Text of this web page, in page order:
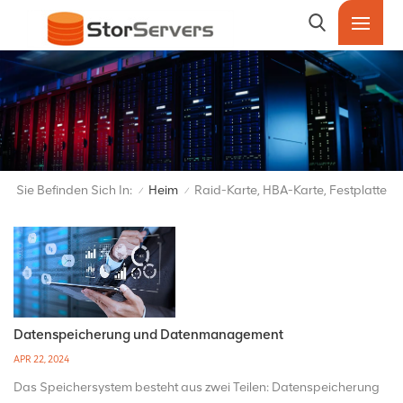
Sie Befinden Sich In: / Heim / Raid-Karte, HBA-Karte, Festplatte
Datenspeicherung und Datenmanagement
APR 22, 2024
Das Speichersystem besteht aus zwei Teilen: Datenspeicherung